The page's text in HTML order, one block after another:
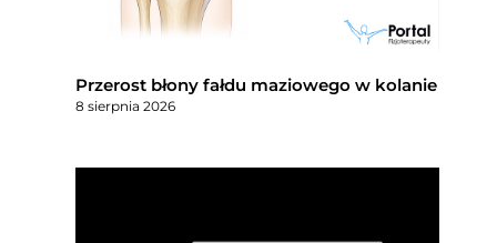
Przerost błony fałdu maziowego w kolanie
8 sierpnia 2026